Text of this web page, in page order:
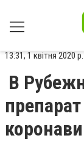
13:31, 1 квітня 2020 р.
В